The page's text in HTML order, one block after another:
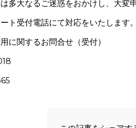
多大なるご迷惑をおかけし、大変
ト受付電話にて対応をいたします。
に関するお問合せ（受付）